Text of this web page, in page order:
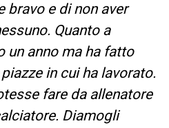
bravo e di non aver
Quanto a
un anno ma ha fatto
in cui ha lavorato.
fare da allenatore
Diamogli